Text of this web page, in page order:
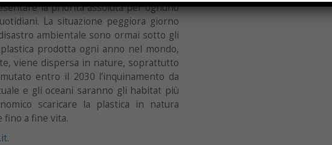
la priorità assoluta per ognuno
La situazione peggiora giorno
ambientale sono ormai sotto gli
prodotta ogni anno nel mondo,
viene dispersa in nature, soprattutto
entro il 2030 l’inquinamento da
e gli oceani saranno gli habitat più
scaricare la plastica in natura
fino a fine vita.
.